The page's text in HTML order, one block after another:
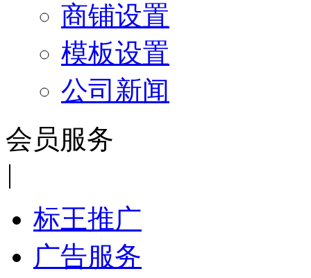
商铺设置
模板设置
公司新闻
会员服务
|
标王推广
广告服务